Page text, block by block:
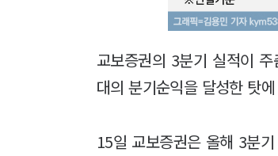
교보증권의 3분기 실적이
대의 분기순익을 달성한 탓
15일 교보증권은 올해 3분